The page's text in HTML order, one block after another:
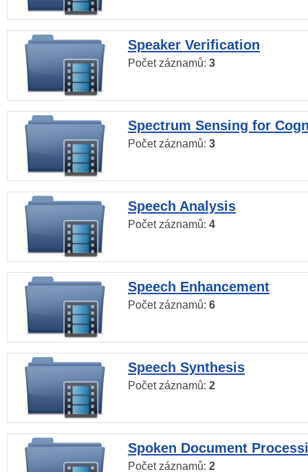
Speaker Verification
Počet záznamů: 3
Spectrum Sensing for
Počet záznamů: 3
Speech Analysis
Počet záznamů: 4
Speech Enhancement
Počet záznamů: 6
Speech Synthesis
Počet záznamů: 2
Spoken Document
Počet záznamů: 2